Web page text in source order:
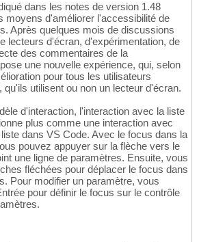
dans les notes de version 1.48
moyens d'améliorer l'accessibilité de
Après quelques mois de discussions
lecteurs d'écran, d'expérimentation, de
des commentaires de la
une nouvelle expérience, qui, selon
pour tous les utilisateurs
qu'ils utilisent ou non un lecteur d'écran.
d'interaction, l'interaction avec la liste
plus comme une interaction avec
dans VS Code. Avec le focus dans la
pouvez appuyer sur la flèche vers le
une ligne de paramètres. Ensuite, vous
fléchées pour déplacer le focus dans
Pour modifier un paramètre, vous
pour définir le focus sur le contrôle